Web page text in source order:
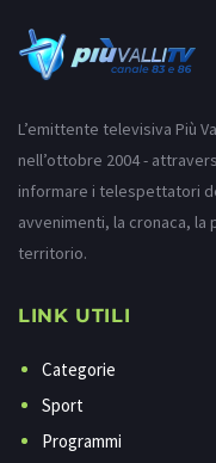
L’emittente televisiva Più
nell’ottobre 2004 -
informare i telespettatori
avvenimenti, la cronaca,
territorio.
LINK UTILI
Categorie
Sport
Programmi